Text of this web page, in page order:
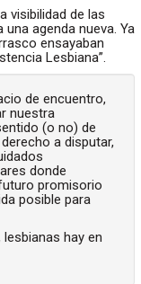
visibilidad de las
agenda nueva. Ya
ensayaban
Lesbiana”.
de encuentro,
nuestra
(o no) de
a disputar,
donde
promisorio
posible para
hay en